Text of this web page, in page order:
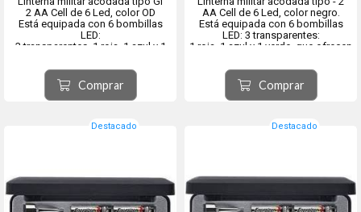
2 AA Cell de 6 Led, color OD
Está equipada con 6 bombillas
LED:
3 transparentes, 1 roja, 1 azul y 1
iluminación versátiles.
Funciona con 2 pilas AA (no
incluidas)
Cuenta con certificación de
Comprar
AA Cell de 6 Led, color negro.
Está equipada con 6 bombillas
LED: 3 transparentes:
1 roja, 1 azul y 1 verde, que ofrecen
versátiles.
Funciona con 2 pilas AA (no
incluidas)
Cuenta con certificación de
Comprar
Destacado Destacado